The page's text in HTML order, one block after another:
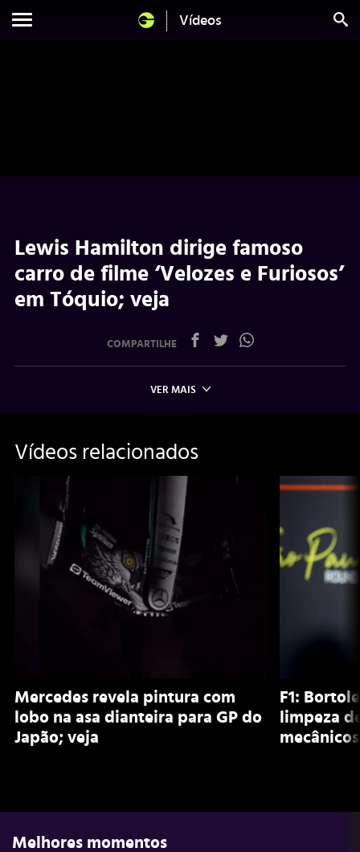
Vídeos
Lewis Hamilton dirige famoso
carro de filme ‘Velozes e Furiosos’
em Tóquio; veja
COMPARTILHE
VER MAIS
Vídeos relacionados
Mercedes revela pintura com
lobo na asa dianteira para GP do
Japão; veja
F1:
limpeza
Melhores momentos